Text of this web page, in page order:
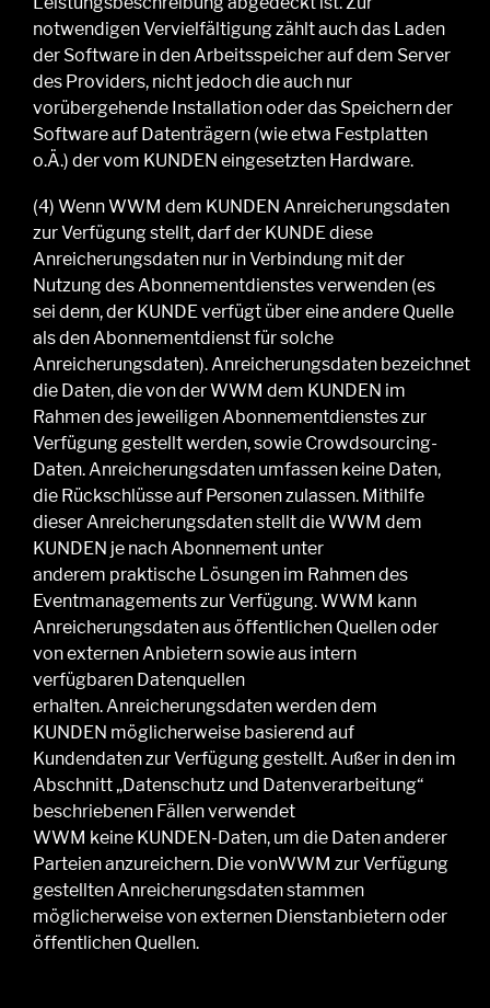
notwendigen Vervielfältigung zähltauchdas Laden
der Software in den Arbeitsspeicher auf dem Server
des Providers, nicht jedoch die auch nur
vorübergehende Installation oder das Speichern der
Softwareauf Datenträgern (wie etwa Festplatten
o.Ä.) der vom KUNDEN eingesetzten Hardware.
(4) Wenn WWM dem KUNDEN Anreicherungsdaten
zur Verfügung stellt,darf der KUNDEdiese
Anreicherungsdaten nur in Verbindung mit der
Nutzung des Abonnementdienstes verwenden (es
sei denn,der KUNDE verfügt über eine andere Quelle
als den Abonnementdienst für solche
Anreicherungsdaten).Anreicherungsdaten bezeichnet
die Daten, die von der WWM dem KUNDEN im
Rahmen des jeweiligen Abonnementdienstes zur
Verfügung gestelltwerden,sowie Crowdsourcing-
Daten. Anreicherungsdaten umfassen keine Daten,
die Rückschlüsse auf Personen zulassen. Mithilfe
dieser Anreicherungsdaten stellt die WWM dem
KUNDEN je nach Abonnement unter
anderem praktische Lösungen im Rahmen des
Eventmanagements zur Verfügung.WWM kann
Anreicherungsdaten aus öffentlichen Quellen oder
von externen Anbietern sowie aus intern
verfügbaren Datenquellen
erhalten.Anreicherungsdaten werdendem
KUNDEN möglicherweise basierend auf
Kundendaten zur Verfügung gestellt. Außer in den im
Abschnitt „Datenschutz und Datenverarbeitung“
beschriebenen Fällenverwendet
WWM keine KUNDEN-Daten, um die Daten anderer
Parteien anzureichern. Die vonWWM zur Verfügung
gestellten Anreicherungsdaten stammen
möglicherweise von externen Dienstanbietern oder
öffentlichen Quellen.